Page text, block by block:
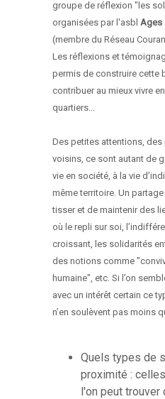
groupe de réflexion "les
organisées par l'asbl Ages
(membre du Réseau
Les réflexions et
permis de construire cette
contribuer au mieux vivre
quartiers...
Des petites attentions,
voisins, ce sont autant de
vie en société, à la vie
même territoire. Un
tisser et de maintenir des
où le repli sur soi,
croissant, les solidarités
des notions comme
humaine", etc. Si l’on
avec un intérêt certain ce
n’en soulèvent pas moins
Quels types de
proximité :
l'on peut trouver